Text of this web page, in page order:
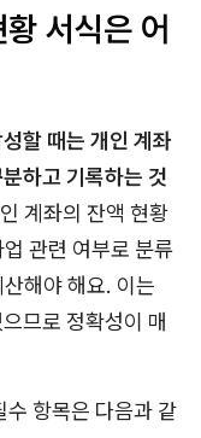
서식은 어
할 때는 개인 계좌
하고 기록하는 것
계좌의 잔액 현황
관련 여부로 분류
해야 해요. 이는
므로 정확성이 매
수 항목은 다음과 같